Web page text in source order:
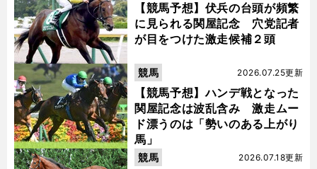
【競馬予想】伏兵の台頭が頻繁
に見られる関屋記念 穴党記者
が目をつけた激走候補２頭
【競馬予想】ハンデ戦となった
関屋記念は波乱含み 激走ムー
ド漂うのは「勢いのある上がり
馬」
2026.07.25更新
競馬
2026.07.18更新
競馬